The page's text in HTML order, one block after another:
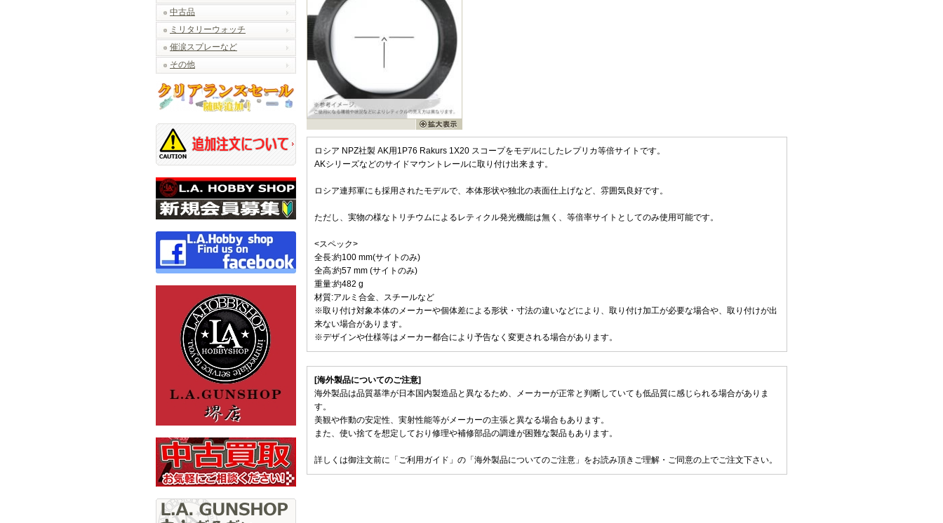
中古品
ミリタリーウォッチ
催涙スプレーなど
その他
ロシア NPZ社製 AK用1P76 Rakurs 1X20 スコープをモデルにしたレプリカ等倍サイトです。
AKシリーズなどのサイドマウントレールに取り付け出来ます。
ロシア連邦軍にも採用されたモデルで、本体形状や独北の表面仕上げなど、雰囲気良好です。
ただし、実物の様なトリチウムによるレティクル発光機能は無く、等倍率サイトとしてのみ使用可能です。
<スペック>
全長:約100 mm(サイトのみ)
全高:約57 mm (サイトのみ)
重量:約482 g
材質:アルミ合金、スチールなど
※取り付け対象本体のメーカーや個体差による形状・寸法の違いなどにより、取り付け加工が必要な場合や、取り付けが出
来ない場合があります。
※デザインや仕様等はメーカー都合により予告なく変更される場合があります。
[海外製品についてのご注意]
海外製品は品質基準が日本国内製造品と異なるため、メーカーが正常と判断していても低品質に感じられる場合がありま
す。
美観や作動の安定性、実射性能等がメーカーの主張と異なる場合もあります。
また、使い捨てを想定しており修理や補修部品の調達が困難な製品もあります。
詳しくは御注文前に「ご利用ガイド」の「海外製品についてのご注意」をお読み頂きご理解・ご同意の上でご注文下さい。